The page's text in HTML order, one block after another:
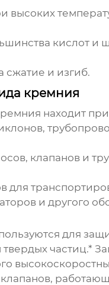
высоких
кислот
сжатие и изгиб.
кремния
находит
клапанов и
для
и другого
для
частиц.*